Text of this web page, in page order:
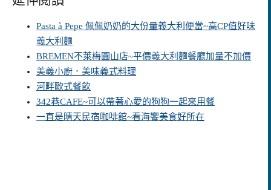
Pasta à Pepe 佩佩奶奶的大份量義大利便當~高CP值好味
義大利麵
BREMEN不萊梅圓山店~平價義大利麵餐廳加量不加價
美義小廚．美味義式料理
河畔歐式餐飲
342巷CAFE~可以帶著心愛的狗狗一起來用餐
一直是晴天民宿咖啡館~看海饗美食好所在